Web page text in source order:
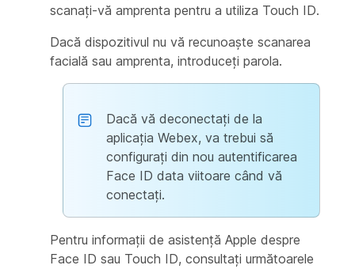
scanați-vă amprenta pentru a utiliza Touch ID.
Dacă dispozitivul nu vă recunoaște scanarea
facială sau amprenta, introduceți parola.
Dacă vă deconectați de la
aplicația Webex, va trebui să
configurați din nou autentificarea
Face ID data viitoare când vă
conectați.
Pentru informații de asistență Apple despre
Face ID sau Touch ID, consultați următoarele